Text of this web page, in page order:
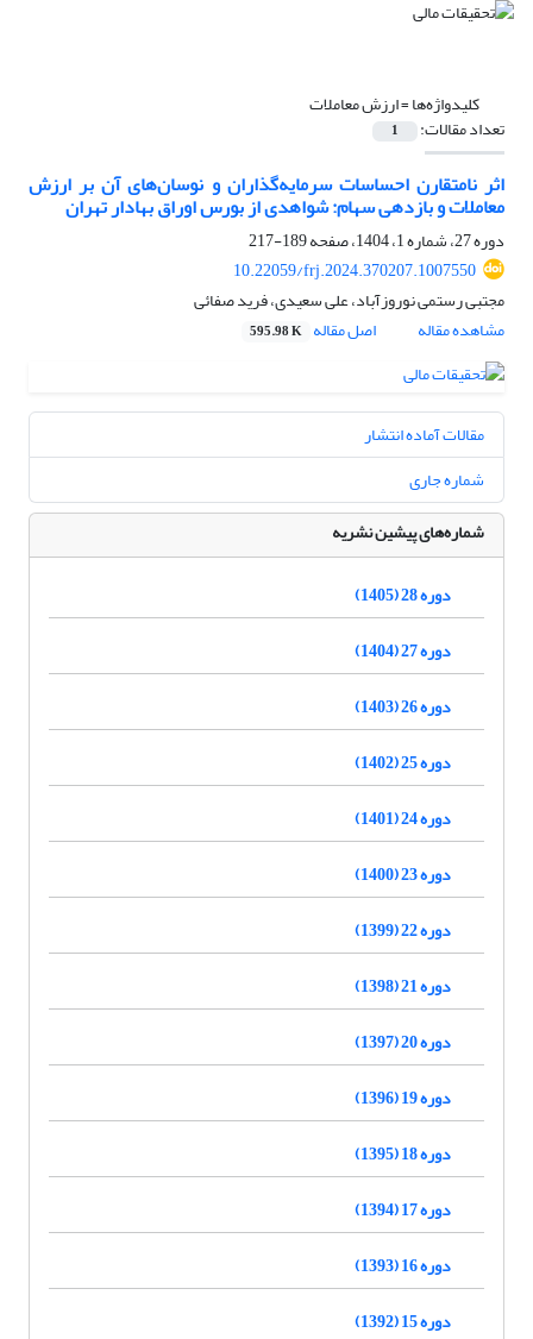
کلیدواژه‌ها =ارزش معاملات
تعداد مقالات: 1
اثر نامتقارن احساسات سرمایه‌گذاران و نوسان‌های آن بر ارزش
معاملات و بازدهی سهام: شواهدی از بورس اوراق بهادار تهران
دوره 27، شماره 1، 1404، صفحه
189-217
10.22059/frj.2024.370207.1007550
مجتبی رستمی نوروزآباد، علی سعیدی، فرید صفائی
مشاهده مقاله
اصل مقاله 595.98 K
مقالات آماده انتشار
شماره جاری
شماره‌های پیشین نشریه
دوره 28 (1405)
دوره 27 (1404)
دوره 26 (1403)
دوره 25 (1402)
دوره 24 (1401)
دوره 23 (1400)
دوره 22 (1399)
دوره 21 (1398)
دوره 20 (1397)
دوره 19 (1396)
دوره 18 (1395)
دوره 17 (1394)
دوره 16 (1393)
دوره 15 (1392)